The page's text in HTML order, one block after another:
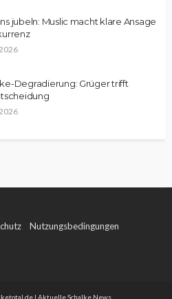
jubeln: Muslic macht klare Ansage
Degradierung: Grüger trifft
Nutzungsbedingungen
| Aktuelle Schalke News